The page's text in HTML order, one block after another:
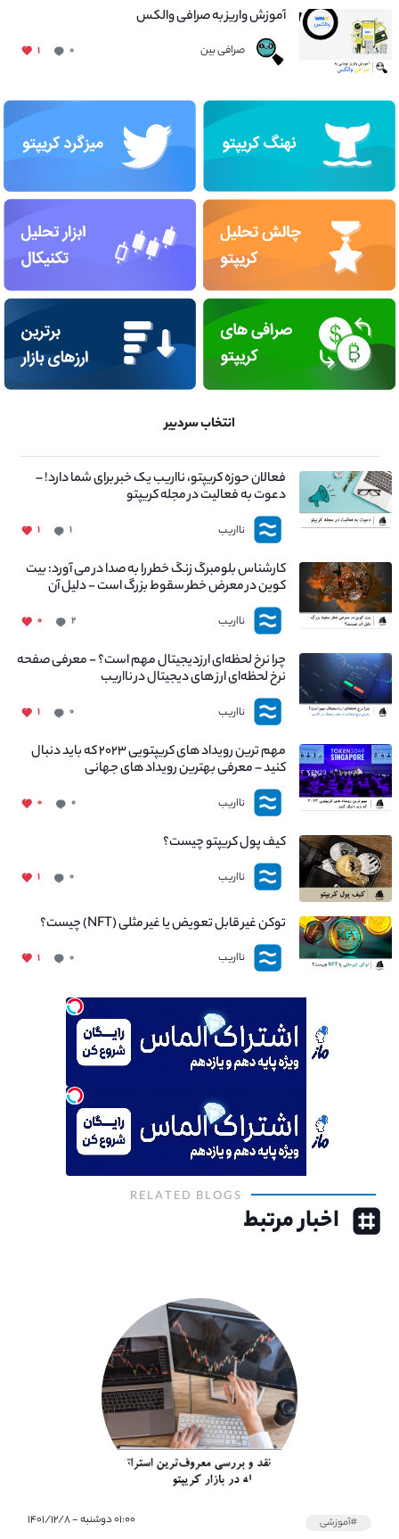
آموزش واریز به صرافی والکس
صرافی بین ۰ ۱
انتخاب سردبیر
فعالان حوزه کریپتو، نااریب یک خبر برای شما دارد! –
دعوت به فعالیت در مجله کریپتو
نااریب ۱ ۱
کارشناس بلومبرگ زنگ خطر را به صدا در می آورد: بیت
کوین در معرض خطر سقوط بزرگ است - دلیل آن
چیست؟
نااریب ۲ ۰
چرا نرخ لحظه‌ای ارزدیجیتال مهم است؟ - معرفی صفحه
نرخ لحظه‌ای ارز های دیجیتال در نااریب
نااریب ۰ ۱
مهم ترین رویداد های کریپتویی ۲۰۲۳ که باید دنبال
کنید – معرفی بهترین رویداد های جهانی
نااریب ۰ ۰
کیف پول کریپتو چیست؟
نااریب ۰ ۱
توکن غیر قابل تعویض یا غیر مثلی (NFT) چیست؟
نااریب ۰ ۱
RELATED BLOGS
اخبار مرتبط
#آموزشی ۰۱:۰۰ دوشنبه - ۱۴۰۱/۱۲/۸